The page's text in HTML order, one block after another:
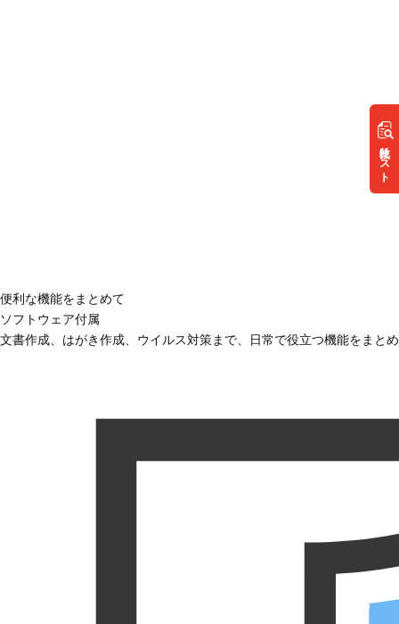
リスト
便利な機能をまとめて
ソフトウェア付属
文書作成、はがき作成、ウイルス対策まで、日常で役立つ機能をまと